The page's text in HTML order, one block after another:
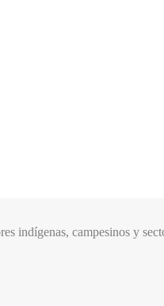
indígenas, campesinos y